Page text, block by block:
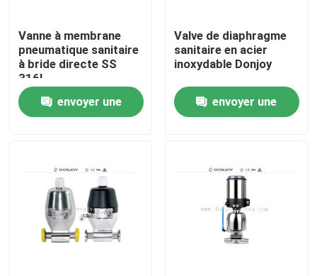
À la maison
vidéos
Vanne à membrane
pneumatique sanitaire
à bride directe SS
316L
envoyer une
Valve de diaphragme
sanitaire en acier
inoxydable Donjoy
envoyer une